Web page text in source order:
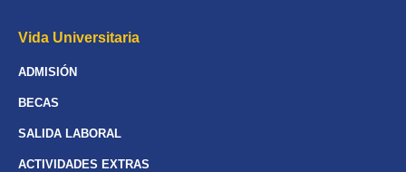
Vida Universitaria
ADMISIÓN
BECAS
SALIDA LABORAL
ACTIVIDADES EXTRAS